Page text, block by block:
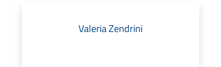
Valeria Zendrini